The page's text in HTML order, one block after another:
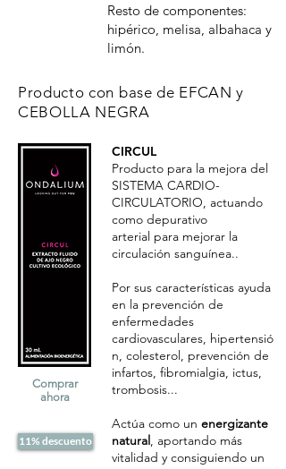
Resto de componentes:
hipérico, melisa, albahaca y
limón.
Producto con base de EFCAN y
CEBOLLA NEGRA
Comprar
ahora
11% descuento
CIRCUL
Producto para la mejora del
SISTEMA CARDIO-
CIRCULATORIO, actuando
como depurativo
arterial para mejorar la
circulación sanguínea..
Por sus características ayuda
en la prevención de
enfermedades
cardiovasculares, hipertensió
n, colesterol, prevención de
infartos, fibromialgia, ictus,
trombosis...
Actúa como un energizante
natural, aportando más
vitalidad y consiguiendo un